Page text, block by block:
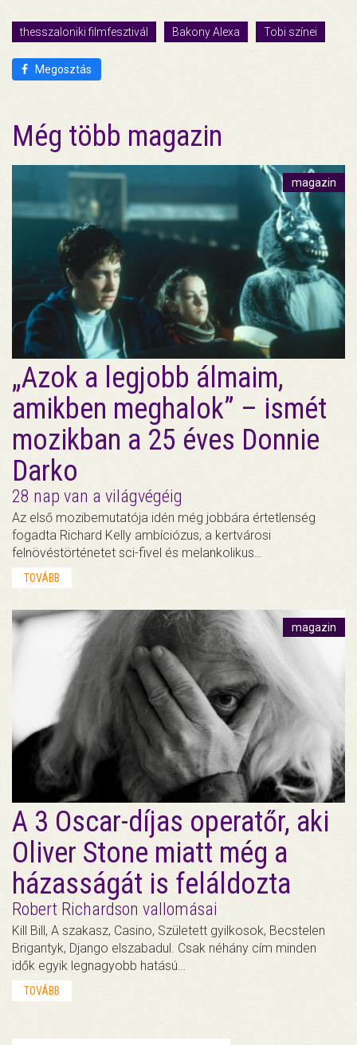
thesszaloniki filmfesztivál Bakony Alexa Tobi színei
Megosztás
Még több magazin
magazin
„Azok a legjobb álmaim,
amikben meghalok” – ismét
mozikban a 25 éves Donnie
Darko
28 nap van a világvégéig
Az első mozibemutatója idén még jobbára értetlenség
fogadta Richard Kelly ambíciózus, a kertvárosi
felnövéstörténetet sci-fivel és melankolikus…
TOVÁBB
magazin
A 3 Oscar-díjas operatőr, aki
Oliver Stone miatt még a
házasságát is feláldozta
Robert Richardson vallomásai
Kill Bill, A szakasz, Casino, Született gyilkosok, Becstelen
Brigantyk, Django elszabadul. Csak néhány cím minden
idők egyik legnagyobb hatású…
TOVÁBB